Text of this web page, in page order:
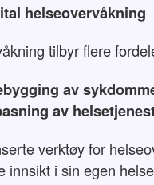
helseovervåkning
tilbyr flere
av
av
verktøy for
innsikt i sin egen